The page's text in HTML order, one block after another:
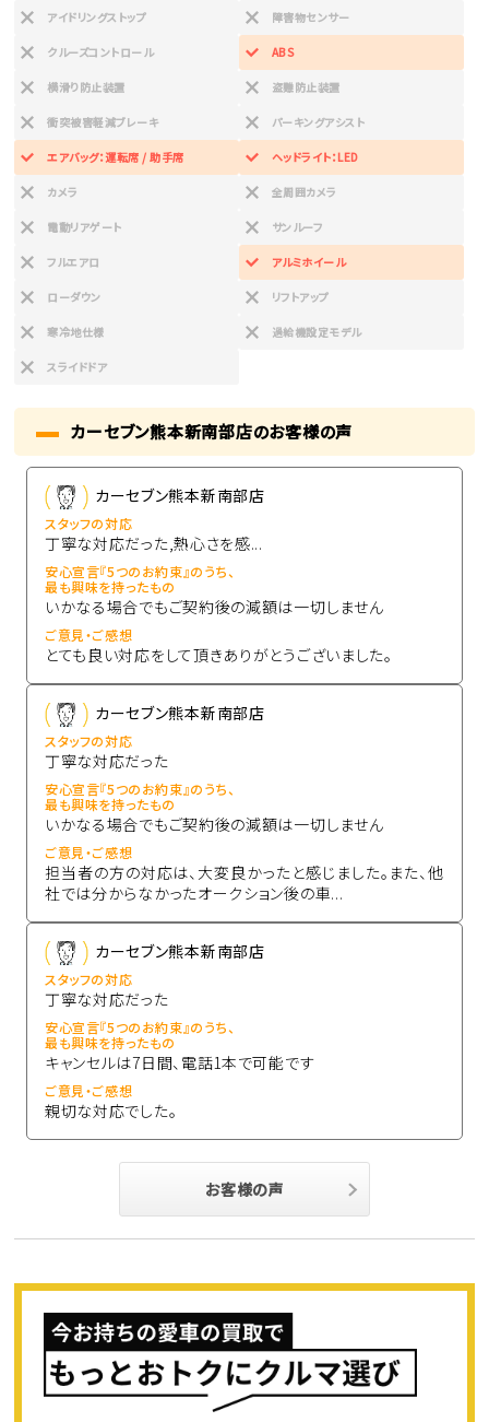
アイドリングストップ 障害物センサー
クルーズコントロール ABS
横滑り防止装置 盗難防止装置
衝突被害軽減ブレーキ パーキングアシスト
エアバッグ：運転席 / 助手席 ヘッドライト：LED
カメラ 全周囲カメラ
電動リアゲート サンルーフ
フルエアロ アルミホイール
ローダウン リフトアップ
寒冷地仕様 過給機設定モデル
スライドドア
カーセブン熊本新南部店のお客様の声
カーセブン熊本新南部店
スタッフの対応
丁寧な対応だった,熱心さを感...
安心宣言『5つのお約束』のうち、
最も興味を持ったもの
いかなる場合でもご契約後の減額は一切しません
ご意見・ご感想
とても良い対応をして頂きありがとうございました。
カーセブン熊本新南部店
スタッフの対応
丁寧な対応だった
安心宣言『5つのお約束』のうち、
最も興味を持ったもの
いかなる場合でもご契約後の減額は一切しません
ご意見・ご感想
担当者の方の対応は、大変良かったと感じました。また、他
社では分からなかったオークション後の車...
カーセブン熊本新南部店
スタッフの対応
丁寧な対応だった
安心宣言『5つのお約束』のうち、
最も興味を持ったもの
キャンセルは7日間、電話1本で可能です
ご意見・ご感想
親切な対応でした。
お客様の声